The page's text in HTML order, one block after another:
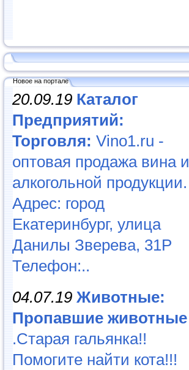
Новое на портале
20.09.19 Каталог
Предприятий:
Торговля: Vino1.ru -
оптовая продажа вина и
алкогольной продукции.
Адрес: город
Екатеринбург, улица
Данилы Зверева, 31Р
Телефон:..
04.07.19 Животные:
Пропавшие животные
.Старая гальянка!!
Помогите найти кота!!!